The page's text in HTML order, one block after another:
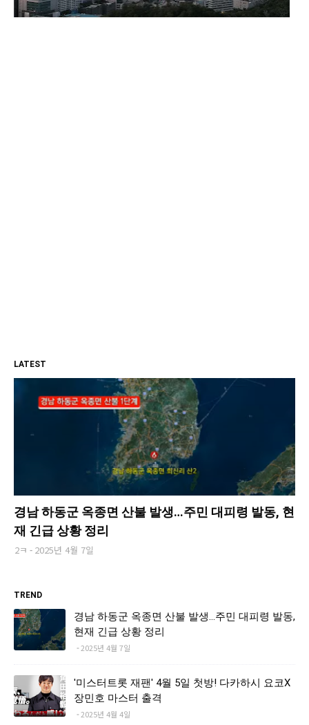
LATEST
경남 하동군 옥종면 산불 발생…주민 대피령 발동, 현
재 긴급 상황 정리
2ㅋ 2025년 4월 7일
TREND
경남 하동군 옥종면 산불 발생…주민 대피령 발동,
현재 긴급 상황 정리
2025년 4월 7일
'미스터트롯 재팬' 4월 5일 첫방! 다카하시 요코X
장민호 마스터 출격
2025년 4월 4일